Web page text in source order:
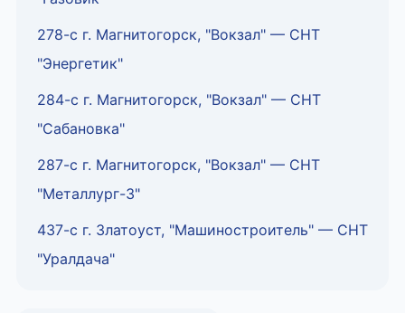
278-с г. Магнитогорск, "Вокзал" — СНТ
"Энергетик"
284-с г. Магнитогорск, "Вокзал" — СНТ
"Сабановка"
287-с г. Магнитогорск, "Вокзал" — СНТ
"Металлург-3"
437-с г. Златоуст, "Машиностроитель" — СНТ
"Уралдача"